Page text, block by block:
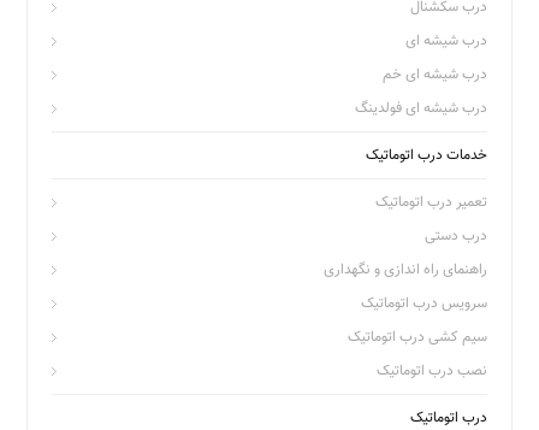
درب سکشنال
درب شیشه ای
درب شیشه ای خم
درب شیشه ای فولدینگ
خدمات درب اتوماتیک
تعمیر درب اتوماتیک
درب دستی
راهنمای راه اندازی و نگهداری
سرویس درب اتوماتیک
سیم کشی درب اتوماتیک
نصب درب اتوماتیک
درب اتوماتیک